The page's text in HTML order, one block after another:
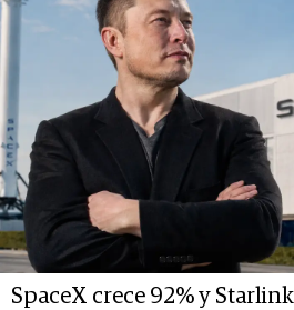
SpaceX crece 92% y